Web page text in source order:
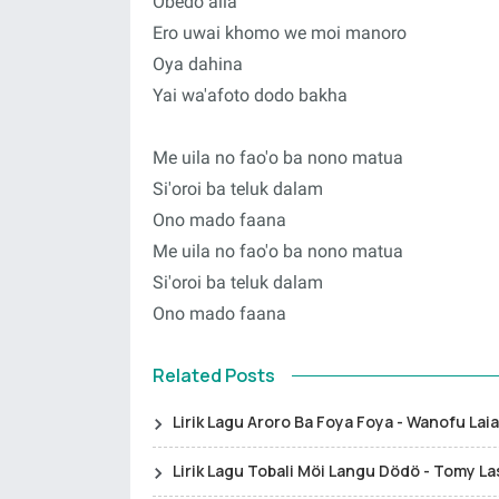
Ero uwai khomo we moi manoro
Oya dahina
Yai wa'afoto dodo bakha
Me uila no fao'o ba nono matua
Si'oroi ba teluk dalam
Ono mado faana
Me uila no fao'o ba nono matua
Si'oroi ba teluk dalam
Ono mado faana
Related Posts
Lirik Lagu Aroro Ba Foya Foya - Wanofu Laia
Lirik Lagu Tobali Möi Langu Dödö - Tomy